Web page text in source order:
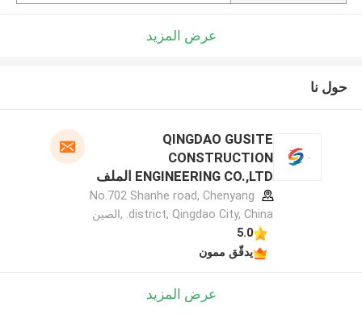
عرض المزيد
حول نا
QINGDAO GUSITE
CONSTRUCTION
ENGINEERING CO.,LTD الملف
الشركة المصنعة
No.702 Shanhe road, Chenyang
district, Qingdao City, China. ,الصين
5.0
يدقّق ممون
عرض المزيد